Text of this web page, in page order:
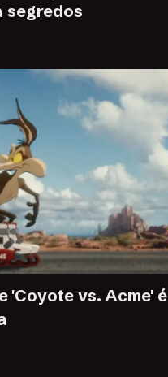
segredos
'Coyote vs. Acme' é